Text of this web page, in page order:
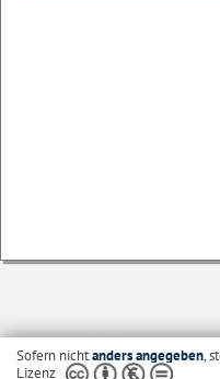
Sofern nichtanders angegeben,
Lizenz